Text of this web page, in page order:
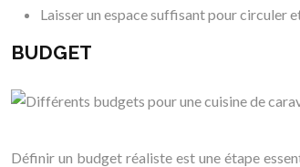
Laisser un espace suffisant pour circuler
BUDGET
Définir un budget réaliste est une étape